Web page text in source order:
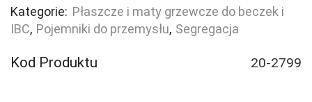
1000L
Kategorie: Płaszcze i maty grzewcze do beczek i
IBC, Pojemniki do przemysłu, Segregacja
Kod Produktu 20-2799